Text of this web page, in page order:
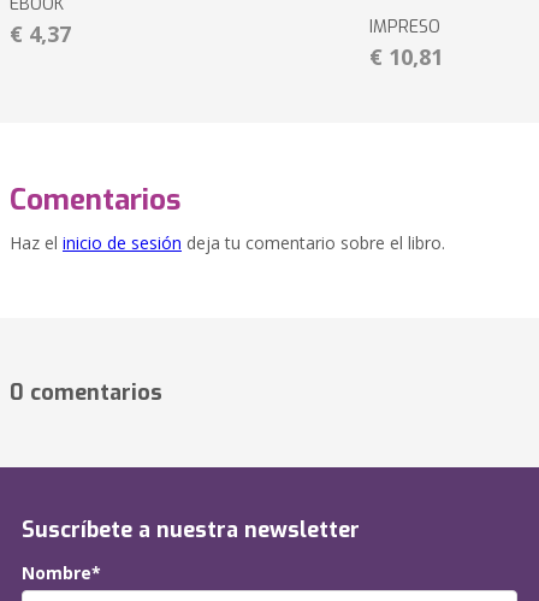
EBOOK
€ 4,37 IMPRESO
€ 10,81
Comentarios
Haz el inicio de sesión deja tu comentario sobre el libro.
0 comentarios
Suscríbete a nuestra newsletter
Nombre*